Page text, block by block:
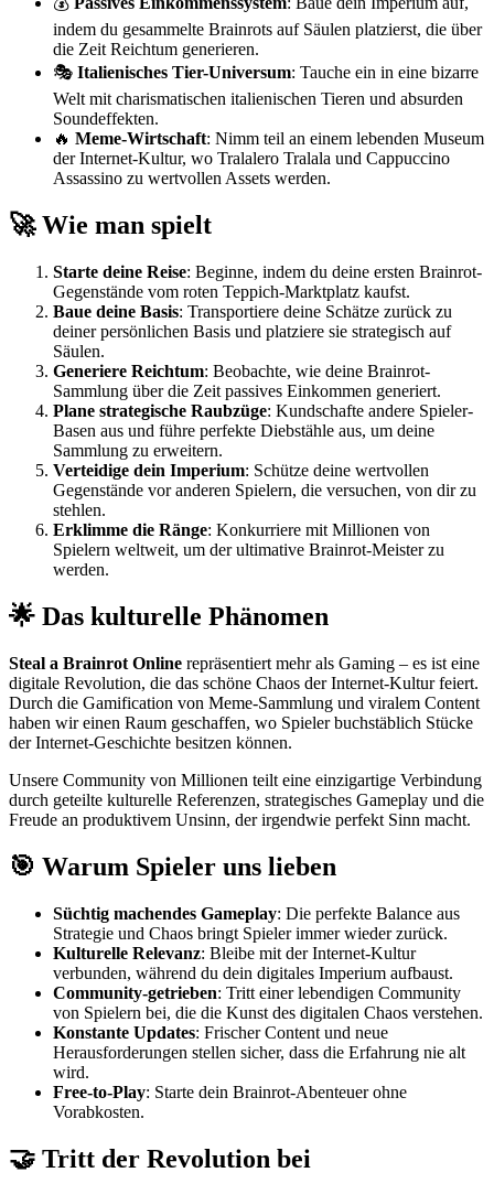
indem du gesammelte Brainrots auf Säulen platzierst, die über
die Zeit Reichtum generieren.
🎭 Italienisches Tier-Universum: Tauche ein in eine bizarre
Welt mit charismatischen italienischen Tieren und absurden
Soundeffekten.
🔥 Meme-Wirtschaft: Nimm teil an einem lebenden Museum
der Internet-Kultur, wo Tralalero Tralala und Cappuccino
Assassino zu wertvollen Assets werden.
🚀 Wie man spielt
Starte deine Reise: Beginne, indem du deine ersten Brainrot-
Gegenstände vom roten Teppich-Marktplatz kaufst.
Baue deine Basis: Transportiere deine Schätze zurück zu
deiner persönlichen Basis und platziere sie strategisch auf
Säulen.
Generiere Reichtum: Beobachte, wie deine Brainrot-
Sammlung über die Zeit passives Einkommen generiert.
Plane strategische Raubzüge: Kundschafte andere Spieler-
Basen aus und führe perfekte Diebstähle aus, um deine
Sammlung zu erweitern.
Verteidige dein Imperium: Schütze deine wertvollen
Gegenstände vor anderen Spielern, die versuchen, von dir zu
stehlen.
Erklimme die Ränge: Konkurriere mit Millionen von
Spielern weltweit, um der ultimative Brainrot-Meister zu
werden.
🌟 Das kulturelle Phänomen
Steal a Brainrot Online repräsentiert mehr als Gaming – es ist eine
digitale Revolution, die das schöne Chaos der Internet-Kultur feiert.
Durch die Gamification von Meme-Sammlung und viralem Content
haben wir einen Raum geschaffen, wo Spieler buchstäblich Stücke
der Internet-Geschichte besitzen können.
Unsere Community von Millionen teilt eine einzigartige Verbindung
durch geteilte kulturelle Referenzen, strategisches Gameplay und die
Freude an produktivem Unsinn, der irgendwie perfekt Sinn macht.
🎯 Warum Spieler uns lieben
Süchtig machendes Gameplay: Die perfekte Balance aus
Strategie und Chaos bringt Spieler immer wieder zurück.
Kulturelle Relevanz: Bleibe mit der Internet-Kultur
verbunden, während du dein digitales Imperium aufbaust.
Community-getrieben: Tritt einer lebendigen Community
von Spielern bei, die die Kunst des digitalen Chaos verstehen.
Konstante Updates: Frischer Content und neue
Herausforderungen stellen sicher, dass die Erfahrung nie alt
wird.
Free-to-Play: Starte dein Brainrot-Abenteuer ohne
Vorabkosten.
🤝 Tritt der Revolution bei